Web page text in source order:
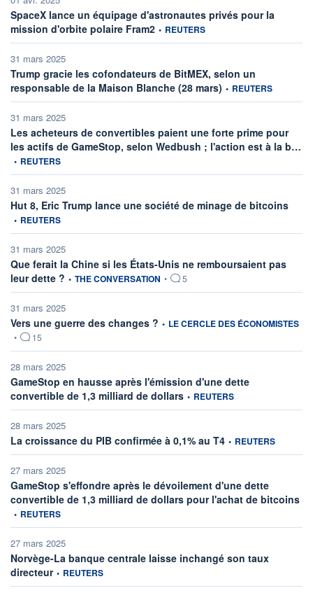
SpaceX lance un équipage d'astronautes privés pour la
mission d'orbite polaire Fram2information fournie par
• REUTERS
31 mars 2025
Trump gracie les cofondateurs de BitMEX, selon un
responsable de la Maison Blanche (28 mars) information fournie par
• REUTERS
31 mars 2025
Les acheteurs de convertibles paient une forte prime pour
les actifs de GameStop, selon Wedbush ; l'action est à la b…
• REUTERS
31 mars 2025
Hut 8, Eric Trump lance une société de minage de bitcoins
• REUTERS
31 mars 2025
Que ferait la Chine si les États-Unis ne remboursaient pas
leur dette ? information fournie par
• THE CONVERSATION • 5
31 mars 2025
Vers une guerre des changes ? information fournie par
• LE CERCLE DES ÉCONOMISTES
• 15
28 mars 2025
GameStop en hausse après l'émission d'une dette
convertible de 1,3 milliard de dollars information fournie par
• REUTERS
28 mars 2025
La croissance du PIB confirmée à 0,1% au T4 information fournie par
• REUTERS
27 mars 2025
GameStop s'effondre après le dévoilement d'une dette
convertible de 1,3 milliard de dollars pour l'achat de bitcoins
• REUTERS
27 mars 2025
Norvège-La banque centrale laisse inchangé son taux
directeurinformation fournie par
• REUTERS